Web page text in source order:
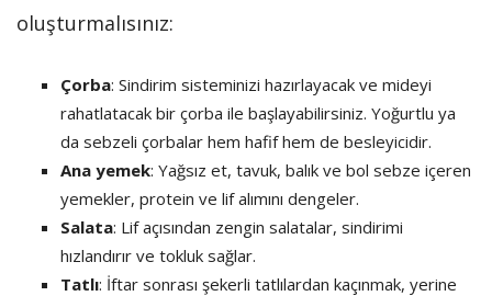
oluşturmalısınız:
Çorba: Sindirim sisteminizi hazırlayacak ve mideyi
rahatlatacak bir çorba ile başlayabilirsiniz. Yoğurtlu ya
da sebzeli çorbalar hem hafif hem de besleyicidir.
Ana yemek: Yağsız et, tavuk, balık ve bol sebze içeren
yemekler, protein ve lif alımını dengeler.
Salata: Lif açısından zengin salatalar, sindirimi
hızlandırır ve tokluk sağlar.
Tatlı: İftar sonrası şekerli tatlılardan kaçınmak, yerine